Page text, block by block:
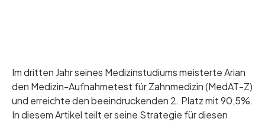
Im dritten Jahr seines Medizinstudiums meisterte Arian
den Medizin-Aufnahmetest für Zahnmedizin (MedAT-Z)
und erreichte den beeindruckenden 2. Platz mit 90,5%.
In diesem Artikel teilt er seine Strategie für diesen